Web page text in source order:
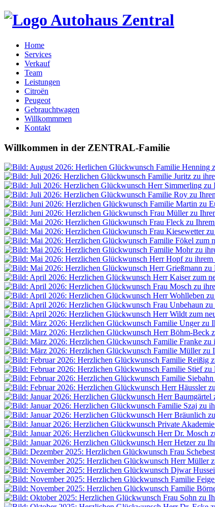
Home
Services
Verkauf
Team
Leistungen
Citroën
Peugeot
Gebrauchtwagen
Willkommmen
Kontakt
Willkommen in der ZENTRAL-Familie